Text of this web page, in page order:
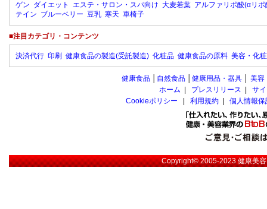
ゲン ダイエット エステ・サロン・スパ向け 大麦若葉 アルファリポ酸(αリポ
テイン ブルーベリー 豆乳 寒天 車椅子
■注目カテゴリ・コンテンツ
決済代行 印刷 健康食品の製造(受託製造) 化粧品 健康食品の原料 美容・化
健康食品 自然食品 健康用品・器具 美容
ホーム
プレスリリース
サ
Cookieポリシー
利用規約 個人情報
Copyright© 2005-2023健康美